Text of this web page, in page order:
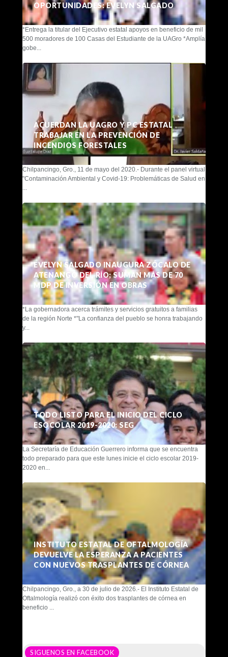
OPORTUNIDADES: EVELYN SALGADO
*Entrega la titular del Ejecutivo estatal apoyos en beneficio de mil
500 moradores de 100 Casas del Estudiante de la UAGro *Amplía
gobe...
ACUERDAN LA UAGRO Y PC ESTATAL
TRABAJAR EN LA PREVENCIÓN DE
INCENDIOS FORESTALES
Chilpancingo, Gro., 11 de mayo del 2020.- Durante el panel virtual
"Contaminación Ambiental y Covid-19: Problemáticas de Salud en
EVELYN SALGADO INAUGURA ZÓCALO DE
ATENANGO DEL RÍO; SUMAN MÁS DE 70
MDP DE INVERSIÓN EN OBRAS
*La gobernadora acerca trámites y servicios gratuitos a familias
de la región Norte *"La confianza del pueblo se honra trabajando
y...
TODO LISTO PARA EL INICIO DEL CICLO
ESOCOLAR 2019-2020: SEG
La Secretaría de Educación Guerrero informa que se encuentra
todo preparado para que este lunes inicie el ciclo escolar 2019-
2020 en...
INSTITUTO ESTATAL DE OFTALMOLOGÍA
DEVUELVE LA ESPERANZA A PACIENTES
CON NUEVOS TRASPLANTES DE CÓRNEA
Chilpancingo, Gro., a 30 de julio de 2026.- El Instituto Estatal de
Oftalmología realizó con éxito dos trasplantes de córnea en
beneficio ...
SIGUENOS EN FACEBOOK